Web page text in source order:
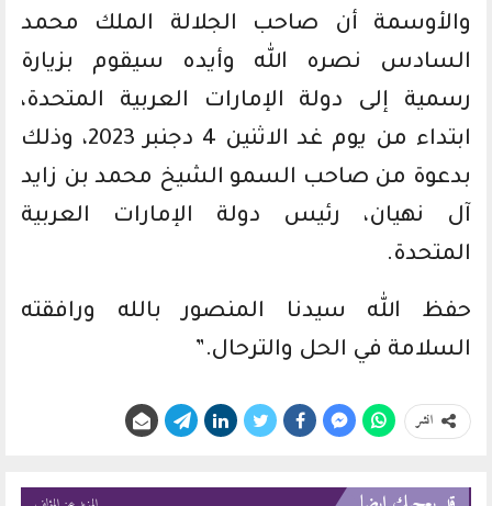
والأوسمة أن صاحب الجلالة الملك محمد
السادس نصره الله وأيده سيقوم بزيارة
رسمية إلى دولة الإمارات العربية المتحدة،
ابتداء من يوم غد الاثنين 4 دجنبر 2023، وذلك
بدعوة من صاحب السمو الشيخ محمد بن زايد
آل نهيان، رئيس دولة الإمارات العربية
المتحدة.
حفظ الله سيدنا المنصور بالله ورافقته
السلامة في الحل والترحال.”
انشر